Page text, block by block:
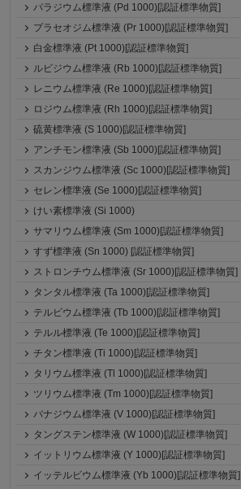
パラジウム標準液 (Pd 1000)[認証標準物質]
プラセオジム標準液 (Pr 1000)[認証標準物質]
白金標準液 (Pt 1000)[認証標準物質]
ルビジウム標準液 (Rb 1000)[認証標準物質]
レニウム標準液 (Re 1000)[認証標準物質]
ロジウム標準液 (Rh 1000)[認証標準物質]
硫黄標準液 (S 1000)[認証標準物質]
アンチモン標準液 (Sb 1000)[認証標準物質]
スカンジウム標準液 (Sc 1000)[認証標準物質]
セレン標準液 (Se 1000)[認証標準物質]
けい素標準液 (Si 1000)
サマリウム標準液 (Sm 1000)[認証標準物質]
すず標準液 (Sn 1000) [認証標準物質]
ストロンチウム標準液 (Sr 1000)[認証標準物質]
タンタル標準液 (Ta 1000)[認証標準物質]
テルビウム標準液 (Tb 1000)[認証標準物質]
テルル標準液 (Te 1000)[認証標準物質]
チタン標準液 (Ti 1000)[認証標準物質]
タリウム標準液 (Tl 1000)[認証標準物質]
ツリウム標準液 (Tm 1000)[認証標準物質]
バナジウム標準液 (V 1000)[認証標準物質]
タングステン標準液 (W 1000)[認証標準物質]
イットリウム標準液 (Y 1000)[認証標準物質]
イッテルビウム標準液 (Yb 1000)[認証標準物質]